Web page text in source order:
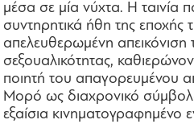
μέσα σε μία νύχτα. Η ταινία
συντηρητικά ήθη της εποχής
απελευθερωμένη απεικόνιση
σεξουαλικότητας,
ποιητή του απαγορευμένου
Μορό ως διαχρονικό
εξαίσια κινηματογραφημένο